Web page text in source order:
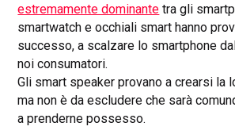
estremamente dominante tra gli
smartwatch e occhiali smart hanno
successo, a scalzare lo smartphone
noi consumatori.
Gli smart speaker provano a crearsi la
ma non è da escludere che sarà
a prenderne possesso.